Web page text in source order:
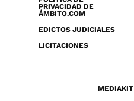
PRIVACIDAD DE
ÁMBITO.COM
EDICTOS JUDICIALES
LICITACIONES
MEDIAKIT